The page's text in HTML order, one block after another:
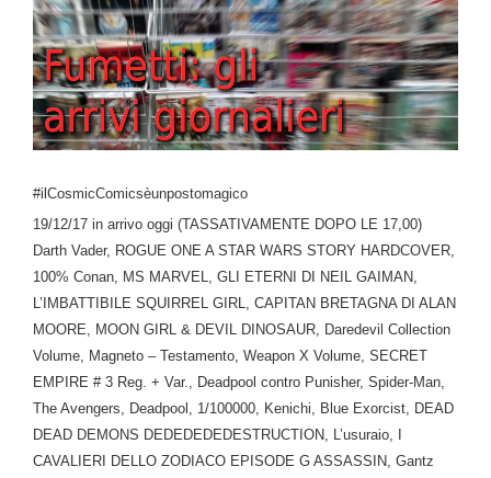
#ilCosmicComicsèunpostomagico
19/12/17 in arrivo oggi (TASSATIVAMENTE DOPO LE 17,00)
Darth Vader, ROGUE ONE A STAR WARS STORY HARDCOVER,
100% Conan, MS MARVEL, GLI ETERNI DI NEIL GAIMAN,
L’IMBATTIBILE SQUIRREL GIRL, CAPITAN BRETAGNA DI ALAN
MOORE, MOON GIRL & DEVIL DINOSAUR, Daredevil Collection
Volume, Magneto – Testamento, Weapon X Volume, SECRET
EMPIRE # 3 Reg. + Var., Deadpool contro Punisher, Spider-Man,
The Avengers, Deadpool, 1/100000, Kenichi, Blue Exorcist, DEAD
DEAD DEMONS DEDEDEDEDESTRUCTION, L’usuraio, I
CAVALIERI DELLO ZODIACO EPISODE G ASSASSIN, Gantz